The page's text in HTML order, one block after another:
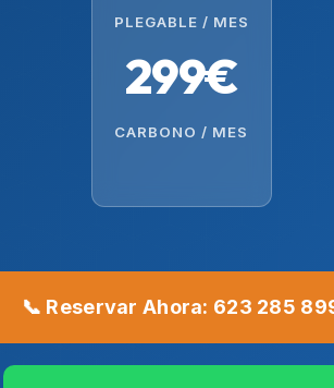
PLEGABLE / MES
299€
CARBONO / MES
📞 Reservar Ahora: 623 285